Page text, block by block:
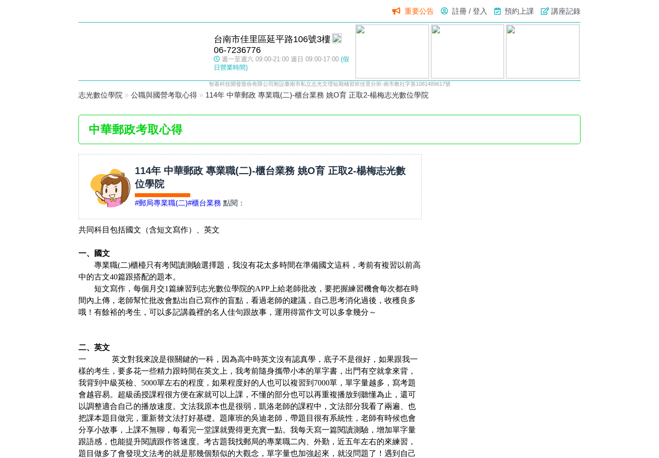
重要公告 註冊 / 登入 預約上課 講座記錄
台南市佳里區延平路106號3樓
06-7236776
週一至週六 09:00-21:00 週日 09:00-17:00 (假
日營業時間)
智基科技開發股份有限公司附設臺南市私立志光文理短期補習班佳里分班-南市教社字第1081489617號
志光數位學院 » 公職與國營考取心得 » 114年 中華郵政 專業職(二)-櫃台業務 姚O育 正取2-楊梅志光數位學院
中華郵政考取心得
114年 中華郵政 專業職(二)-櫃台業務 姚O育 正取2-楊梅志光數
位學院
#郵局專業職(二)#櫃台業務 點閱：
共同科目包括國文（含短文寫作）、英文
一、國文
專業職(二)櫃檯只有考閱讀測驗選擇題，我沒有花太多時間在準備國文這科，考前有複習以前高
中的古文40篇跟搭配的題本。
短文寫作，每個月交1篇練習到志光數位學院的APP 上給老師批改，要把握練習機會每次都在時
間內上傳，老師幫忙批改會點出自己寫作的盲點，看過老師的建議，自己思考消化過後，收穫良多
哦！有餘裕的考生，可以多記講義裡的名人佳句跟故事，運用得當作文可以多拿幾分～
二、英文
一 英文對我來說是很關鍵的一科，因為高中時英文沒有認真學，底子不是很好，如果跟我一
樣的考生，要多花一些精力跟時間在英文上，我考前隨身攜帶小本的單字書，出門有空就拿來背，
我背到中級英檢、5000單左右的程度，如果程度好的人也可以複習到7000單，單字量越多，寫考題
會越容易。超級函授課程很方便在家就可以上課，不懂的部分也可以再重複播放到聽懂為止，還可
以調整適合自己的播放速度。文法我原本也是很弱，凱洛老師的課程中，文法部分我看了兩遍、也
把課本題目做完，重新替文法打好基礎。題庫班的吳迪老師，帶題目很有系統性，老師有時候也會
分享小故事，上課不無聊，每看完一堂課就覺得更充實一點。我每天寫一篇閱讀測驗，增加單字量
跟語感，也能提升閱讀跟作答速度。考古題我找郵局的專業職二內、外勤，近五年左右的來練習，
題目做多了會發現文法考的就是那幾個類似的大觀念，單字量也加強起來，就沒問題了！遇到自己